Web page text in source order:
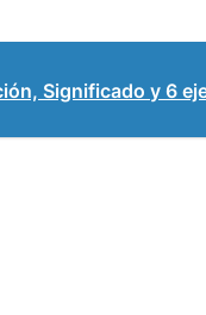
Significado y 6